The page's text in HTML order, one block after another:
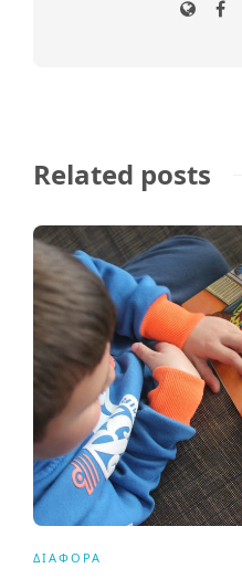
Related posts
ΔΙΆΦΟΡΑ